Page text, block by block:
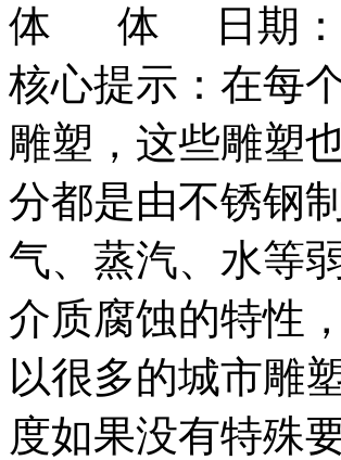
日期
核心提示：在每
雕塑，这些雕塑
分都是由不锈钢
气、蒸汽、水等
介质腐蚀的特性
以很多的城市雕
度如果没有特殊